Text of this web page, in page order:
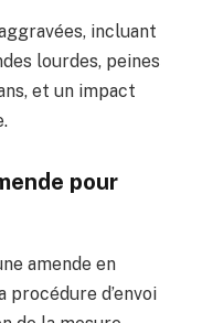
incluant
lourdes, peines
et un impact
pour
amende en
d’envoi